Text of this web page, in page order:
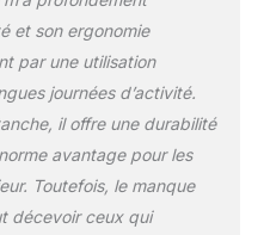
et son ergonomie
par une utilisation
journées d’activité.
il offre une durabilité
avantage pour les
Toutefois, le manque
décevoir ceux qui